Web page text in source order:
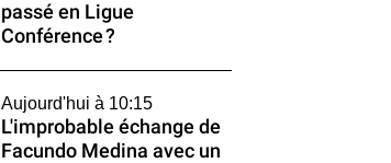
passé en Ligue
Conférence ?
Aujourd'hui à 10:15
L'improbable échange de
Facundo Medina avec un